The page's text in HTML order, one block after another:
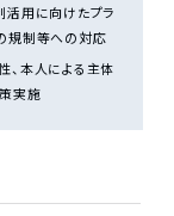
活用に向けたプラ
規制等への対応
、本人による主体
実施